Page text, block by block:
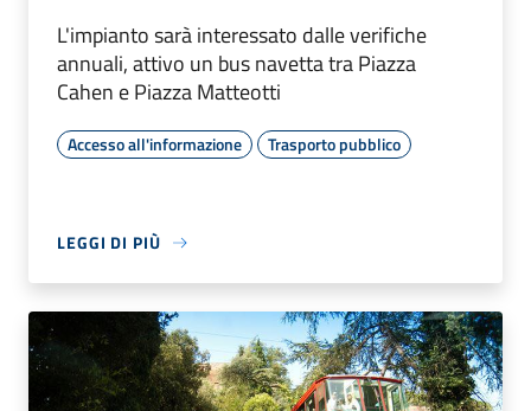
L'impianto sarà interessato dalle verifiche
annuali, attivo un bus navetta tra Piazza
Cahen e Piazza Matteotti
Accesso all'informazione Trasporto pubblico
LEGGI DI PIÙ